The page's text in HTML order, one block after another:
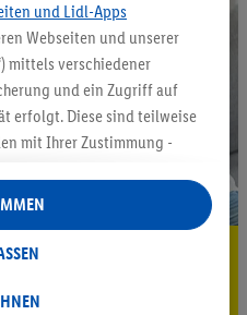
sparen³²ᵃ
anmelden
und Lidl-Apps
Webseiten und unserer
mittels verschiedener
und ein Zugriff auf
erfolgt. Diese sind teilweise
mit Ihrer Zustimmung -
mit dem IAB TCF
Werbung
Werbung werden